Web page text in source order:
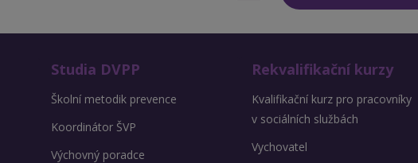
Studia DVPP
Školní metodik prevence
Koordinátor ŠVP
Výchovný poradce
Rekvalifikační kurzy
Kvalifikační kurz pro pracovníky
v sociálních službách
Vychovatel